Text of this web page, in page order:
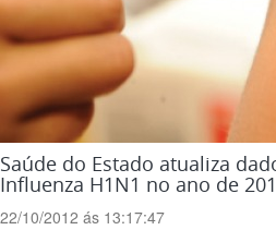
Saúde do Estado atualiza
Influenza H1N1 no ano de
22/10/2012 ás 13:17:47